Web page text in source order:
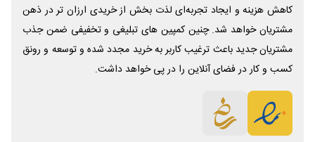
کاهش هزینه و ایجاد تجربه‌ای لذت بخش از خریدی ارزان تر در ذهن
مشتریان خواهد شد. چنین کمپین های تبلیغی و تخفیفی ضمن جذب
مشتریان جدید باعث ترغیب کاربر به خرید مجدد شده و توسعه و رونق
کسب و کار در فضای آنلاین را در پی خواهد داشت.